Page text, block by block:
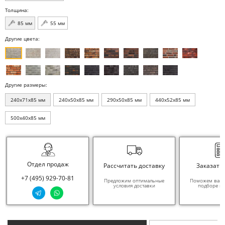
Толщина:
85 мм
55 мм
Другие цвета:
Другие размеры:
240x71x85 мм 240x50x85 мм 290x50x85 мм 440x52x85 мм
500x40x85 мм
Отдел продаж
+7 (495) 929-70-81
Рассчитать доставку
Предложим оптимальные
условия доставки
Заказать
Поможем вам
подборе